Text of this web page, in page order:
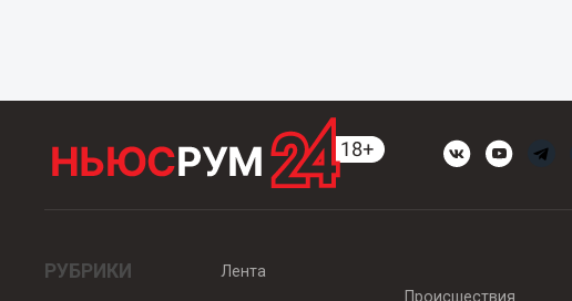
РУБРИКИ
Лента
Происшествия